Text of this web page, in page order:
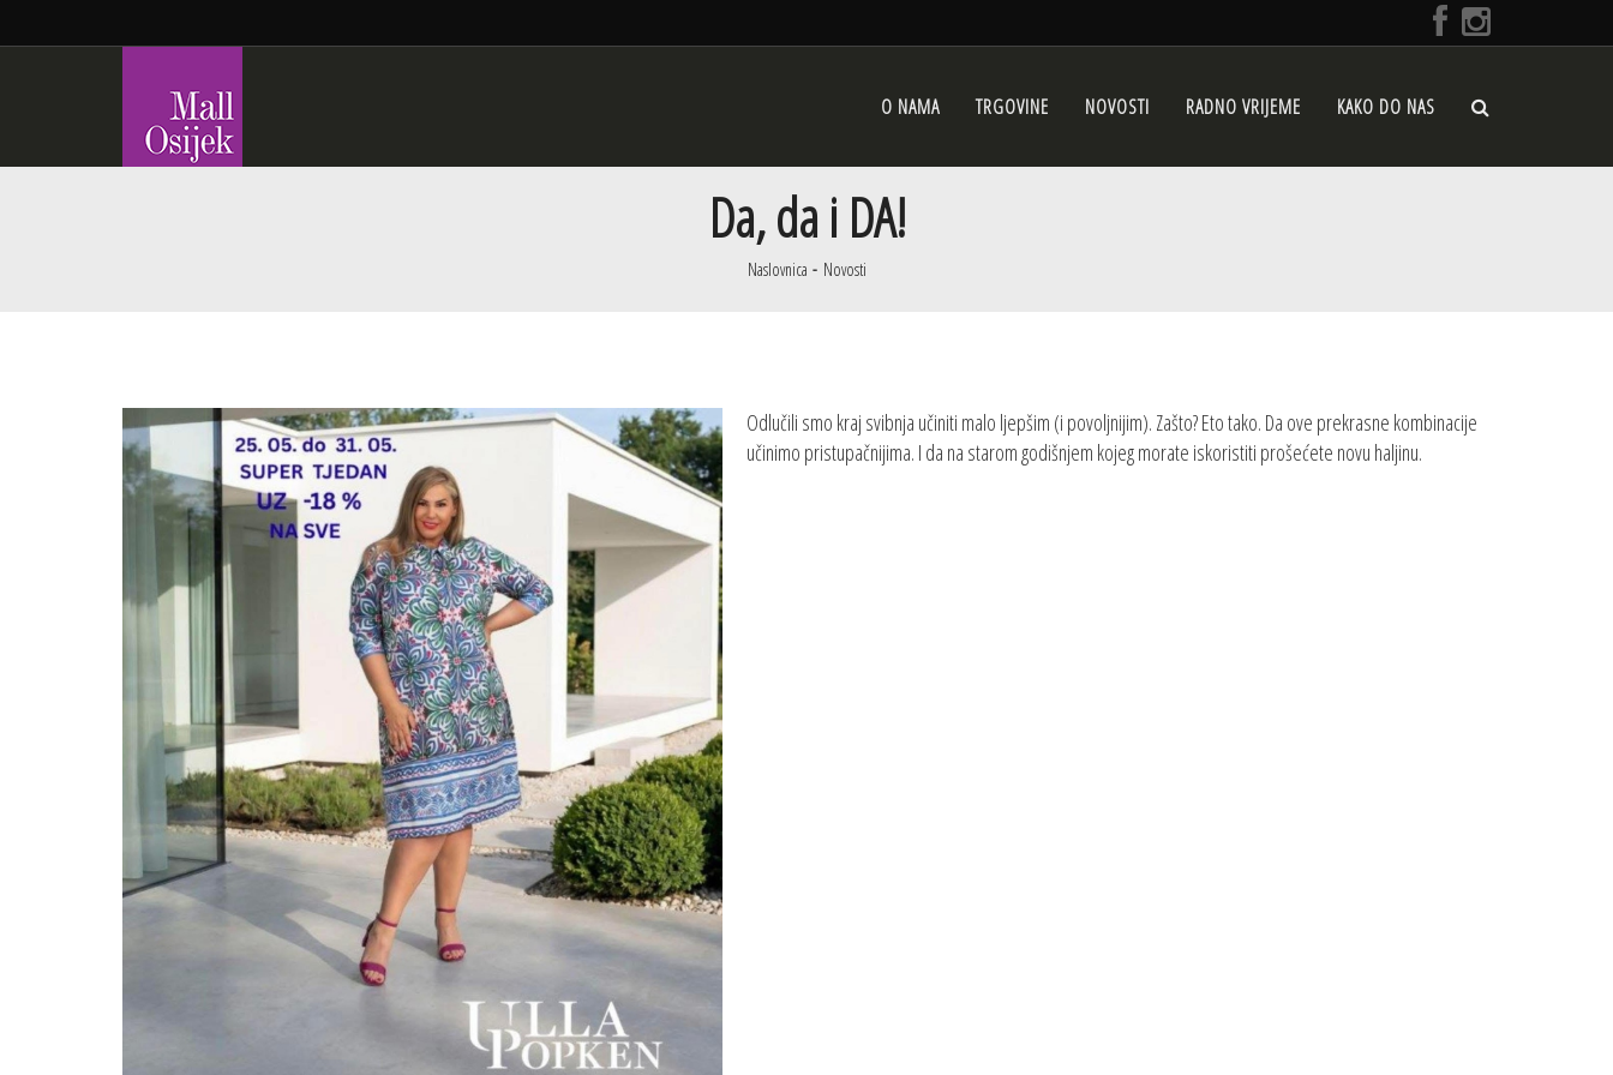
O NAMA TRGOVINE NOVOSTI RADNO VRIJEME KAKO DO NAS
Da, da i DA!
Naslovnica Novosti
Odlučili smo kraj svibnja učiniti malo ljepšim (i povoljnijim). Zašto? Eto tako. Da ove prekrasne kombinacije
učinimo pristupačnijima. I da na starom godišnjem kojeg morate iskoristiti prošećete novu haljinu.